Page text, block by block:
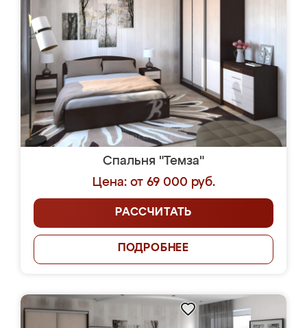
Спальня "Темза"
Цена: от 69 000 руб.
РАССЧИТАТЬ
ПОДРОБНЕЕ